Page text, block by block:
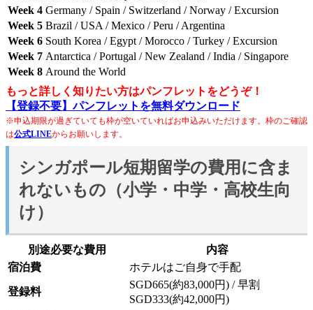
Week 4 Germany / Spain / Switzerland / Norway / Excursion
Week 5 Brazil / USA / Mexico / Peru / Argentina
Week 6 South Korea / Egypt / Morocco / Turkey / Excursion
Week 7 Antarctica / Portugal / New Zealand / India / Singapore
Week 8 Around the World
もっと詳しく知りたい方はパンフレットをどうぞ！
【登録不要】パンフレットを無料ダウンロード
※申込期限が過ぎていても枠が空いていればお申込みいただけます。枠のご確認
は公式LINEからお願いします。
シンガポール短期留学の費用に含ま
れないもの（小学・中学・高校生向
け）
別途必要な費用
内容
宿泊費
ホテルはご自身で手配
登録料
SGD665(約83,000円) / 早割
SGD333(約42,000円)